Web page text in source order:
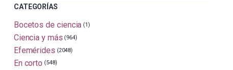
CATEGORÍAS
Bocetos de ciencia (1)
Ciencia y más (964)
Efemérides (2048)
En corto (548)